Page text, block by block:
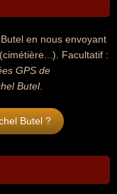
en nous envoyant
Facultatif :
GPS de
Butel.
Butel ?